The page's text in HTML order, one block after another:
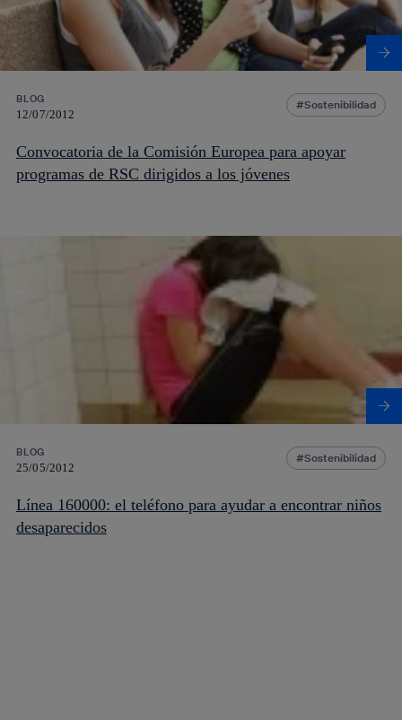
BLOG
12/07/2012
Sostenibilidad
Convocatoria de la Comisión Europea para apoyar
programas de RSC dirigidos a los jóvenes
BLOG
25/05/2012
Sostenibilidad
Línea 160000: el teléfono para ayudar a encontrar niños
desaparecidos